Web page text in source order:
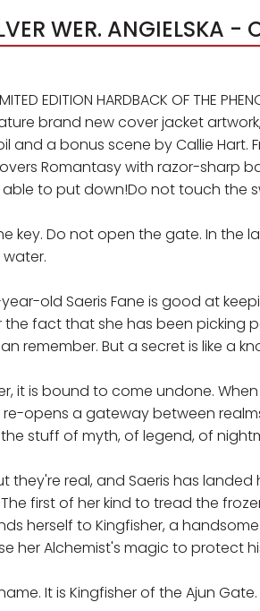
WER. ANGIELSKA -
EDITION HARDBACK OF THE
brand new cover jacket
and a bonus scene by Callie
Romantasy with razor-sharp
to put down!Do not touch the
key. Do not open the gate. In the
old Saeris Fane is good at
the fact that she has been picking
remember. But a secret is like a
it is bound to come undone.
opens a gateway between
stuff of myth, of legend, of
they're real, and Saeris has
first of her kind to tread the
herself to Kingfisher, a
her Alchemist's magic to protect
It is Kingfisher of the Ajun Gate.